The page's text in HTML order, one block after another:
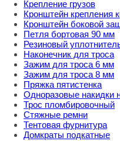
Крепление грузов
Кронштейн крепления
Кронштейн боковой
Петля бортовая 90 мм
Резиновый
Наконечник для троса
Зажим для троса 6 мм
Зажим для троса 8 мм
Пряжка пятистенка
Одноразовые накидки
Трос пломбировочный
Стяжные ремни
Тентовая фурнитура
Домкраты подкатные